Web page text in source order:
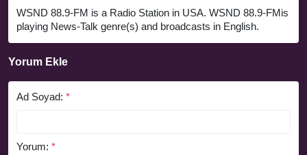
WSND 88.9-FM is a Radio Station in USA. WSND 88.9-FMis
playing News-Talk genre(s) and broadcasts in English.
Yorum Ekle
Ad Soyad: *
Yorum: *